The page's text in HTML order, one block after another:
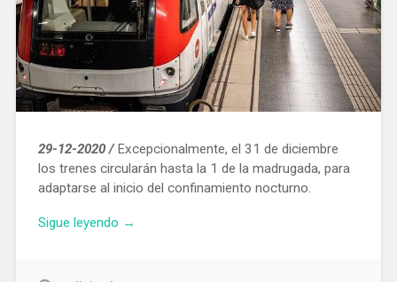
29-12-2020 /Excepcionalmente, el 31 de diciembre
los trenes circularán hasta la 1 de la madrugada, para
adaptarse al inicio del confinamiento nocturno.
Sigue leyendo «El
→